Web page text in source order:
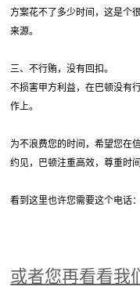
方案花不了多少时间，这是个
来源。
三、不行贿，没有回扣。
不损害甲方利益，在巴顿没有
作上。
为不浪费您的时间，希望您在
约见，巴顿注重高效，尊重时
看到这里也许您需要这个电话
或者您再看看我